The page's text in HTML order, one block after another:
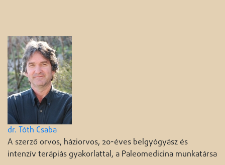
dr. Tóth Csaba
A szerző orvos, háziorvos, 20-éves belgyógyász és
intenzív terápiás gyakorlattal, a Paleomedicina munkatársa